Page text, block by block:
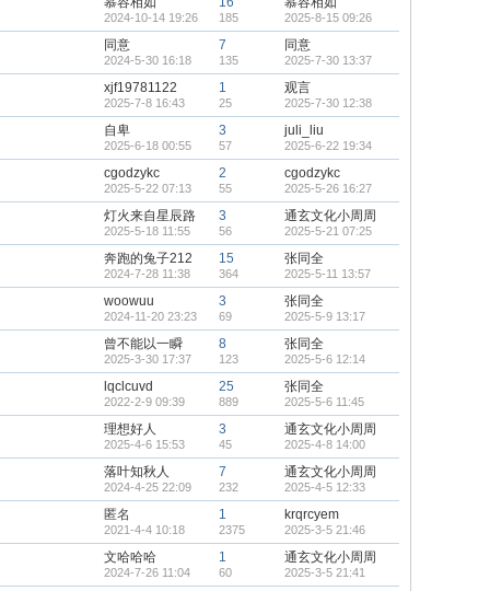
2024-10-14 19:26 185 2025-8-15 09:26
同意
2024-5-30 16:18
7
135
同意
2025-7-30 13:37
xjf19781122
2025-7-8 16:43
1
25
观言
2025-7-30 12:38
自卑
2025-6-18 00:55
3
57
juli_liu
2025-6-22 19:34
cgodzykc
2025-5-22 07:13
2
55
cgodzykc
2025-5-26 16:27
灯火来自星辰路
2025-5-18 11:55
3
56
通玄文化小周周
2025-5-21 07:25
奔跑的兔子212
2024-7-28 11:38
15
364
张同全
2025-5-11 13:57
woowuu
2024-11-20 23:23
3
69
张同全
2025-5-9 13:17
曾不能以一瞬
2025-3-30 17:37
8
123
张同全
2025-5-6 12:14
lqclcuvd
2022-2-9 09:39
25
889
张同全
2025-5-6 11:45
理想好人
2025-4-6 15:53
3
45
通玄文化小周周
2025-4-8 14:00
落叶知秋人
2024-4-25 22:09
7
232
通玄文化小周周
2025-4-5 12:33
匿名
2021-4-4 10:18
1
2375
krqrcyem
2025-3-5 21:46
文哈哈哈
2024-7-26 11:04
1
60
通玄文化小周周
2025-3-5 21:41